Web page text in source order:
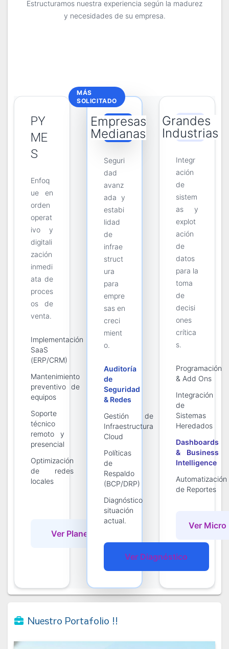
Estructuramos nuestra experiencia según la madurez
y necesidades de su empresa.
PY
ME
S
Enfoq
ue en
orden
operat
ivo y
digitali
zación
inmedi
ata de
proces
os de
venta.
Implementación
SaaS
(ERP/CRM)
Mantenimiento
preventivo de
equipos
Soporte
técnico
remoto y
presencial
Optimización
de redes
locales
Ver Planes Pyme
MÁS
SOLICITADO
Empresas
Medianas
Seguri
dad
avanz
ada y
estabi
lidad
de
infrae
struct
ura
para
empre
sas en
creci
mient
o.
Auditoría
de
Seguridad
& Redes
Gestión de
Infraestructura
Cloud
Políticas
de
Respaldo
(BCP/DRP)
Diagnóstico
situación
actual.
Ver Diagnóstico
Grandes
Industrias
Integr
ación
de
sistem
as y
explot
ación
de
datos
para la
toma
de
decisi
ones
crítica
s.
Programación
& Add Ons
Integración
de
Sistemas
Heredados
Dashboards
& Business
Intelligence
Automatización
de Reportes
Ver
Nuestro Portafolio !!